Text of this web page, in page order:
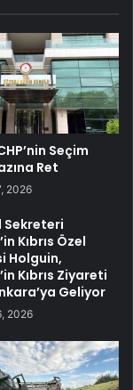
Seçim
Ret
2026
Sekreteri
Kıbrıs Özel
Holguin,
Kıbrıs Ziyareti
Geliyor
2026